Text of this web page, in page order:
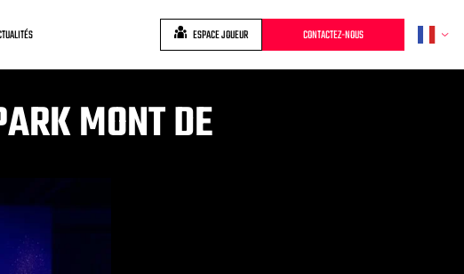
ESPACE JOUEUR CONTACTEZ-NOUS
MONT DE